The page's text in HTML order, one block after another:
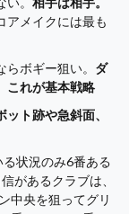
アメイクには最も
ボギー狙い。 ダ
これが基本戦略
ット跡や急斜面、
状況のみ6番ある
があるクラブは、
中央を狙ってグリ